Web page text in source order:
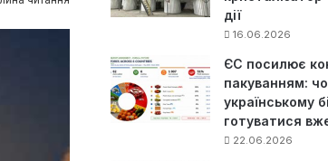
дії
16.06.2026
ЄС посилює
пакуванням:
українському
готуватися
22.06.2026